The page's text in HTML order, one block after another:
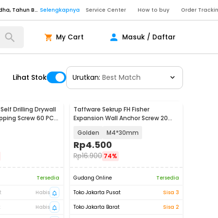
Selengkapnya
Senin - Sabtu (09:00-20:00), Minggu/Libur Nasional (10:00-18:00), Tutup pada Idul Fitri, Idul Adha, Tahun Baru Selengkapnya
Service Center How to buy Order
My Cart Masuk / Daftar
Lihat Stok Urutkan: Best Match
Self Drilling Drywall
Screw 60 PCS
Tersedia
Habis
Habis
Taffware Sekrup FH Fisher
Expansion Wall Anchor Screw 20
Golden M4*30mm
Rp4.500
Rp16.900 74%
Gudang Online
Tersedia
Toko Jakarta Pusat
Sisa 3
Toko Jakarta Barat
Sisa 2